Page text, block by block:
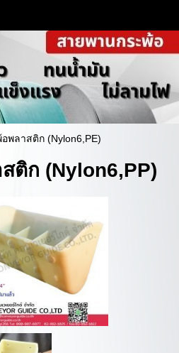
พลาสติก (Nylon6,PE)
ติก (Nylon6,PP)